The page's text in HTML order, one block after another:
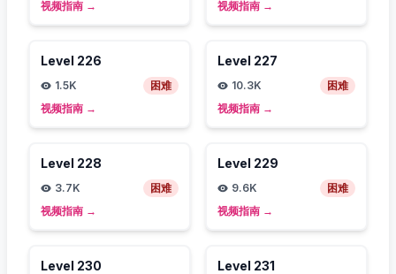
视频指南 → 视频指南 →
Level 226
1.5K
困难
视频指南 →
Level 227
10.3K
困难
视频指南 →
Level 228
3.7K
困难
视频指南 →
Level 229
9.6K
困难
视频指南 →
Level 230 Level 231